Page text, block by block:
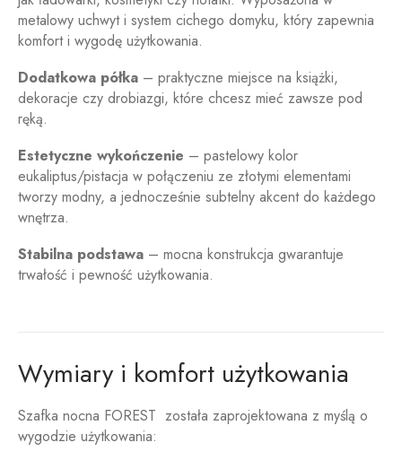
metalowy uchwyt i system cichego domyku, który zapewnia
komfort i wygodę użytkowania.
Dodatkowa półka – praktyczne miejsce na książki,
dekoracje czy drobiazgi, które chcesz mieć zawsze pod
ręką.
Estetyczne wykończenie – pastelowy kolor
eukaliptus/pistacja w połączeniu ze złotymi elementami
tworzy modny, a jednocześnie subtelny akcent do każdego
wnętrza.
Stabilna podstawa – mocna konstrukcja gwarantuje
trwałość i pewność użytkowania.
Wymiary i komfort użytkowania
Szafka nocna FOREST została zaprojektowana z myślą o
wygodzie użytkowania: